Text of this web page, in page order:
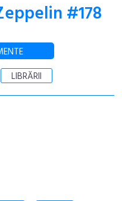
#178
LIBRĂRII